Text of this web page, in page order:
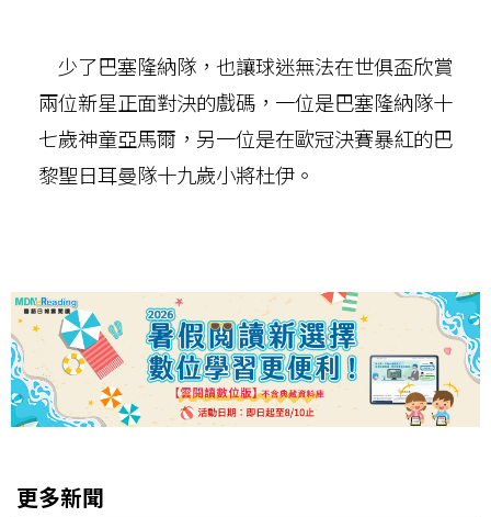
少了巴塞隆納隊，也讓球迷無法在世俱盃欣賞
兩位新星正面對決的戲碼，一位是巴塞隆納隊十
七歲神童亞馬爾，另一位是在歐冠決賽暴紅的巴
黎聖日耳曼隊十九歲小將杜伊。
更多新聞